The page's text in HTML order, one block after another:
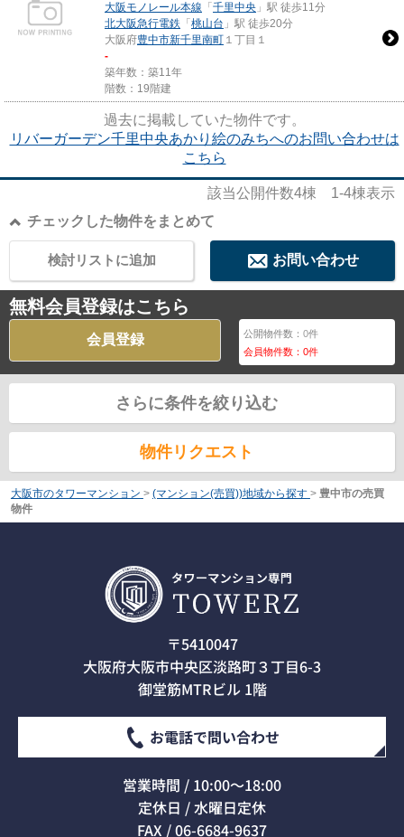
大阪モノレール本線 「 千里中央 」駅 徒歩11分
北大阪急行電鉄 「 桃山台 」駅 徒歩20分
大阪府豊中市新千里南町 １丁目１
-
築年数：築11年
階数：19階建
過去に掲載していた物件です。
リバーガーデン千里中央あかり絵のみちへのお問い合わせは
こちら
該当公開件数4棟 1-4棟表示
チェックした物件をまとめて
お問い合わせ
検討リストに追加
無料会員登録はこちら
会員登録 公開物件数：0件
会員物件数：0件
さらに条件を絞り込む
物件リクエスト
大阪市のタワーマンション > (マンション(売買))地域から探す > 豊中市の売買
物件
〒5410047
大阪府大阪市中央区淡路町３丁目6-3
御堂筋MTRビル 1階
お電話で問い合わせ
営業時間 / 10:00～18:00
定休日 / 水曜日定休
FAX / 06-6684-9637